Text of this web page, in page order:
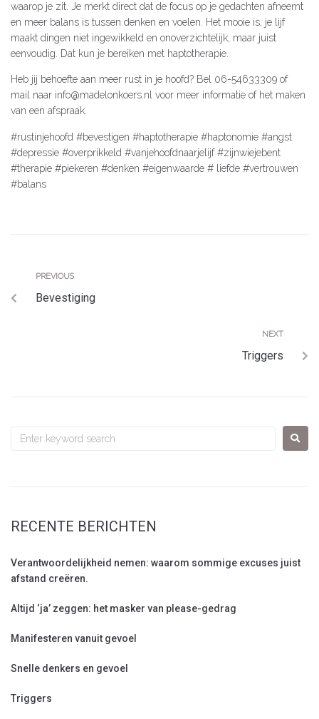
waarop je zit. Je merkt direct dat de focus op je gedachten afneemt
en meer balans is tussen denken en voelen. Het mooie is, je lijf
maakt dingen niet ingewikkeld en onoverzichtelijk, maar juist
eenvoudig. Dat kun je bereiken met haptotherapie.
Heb jij behoefte aan meer rust in je hoofd? Bel 06-54633309 of
mail naar info@madelonkoers.nl voor meer informatie of het maken
van een afspraak.
#rustinjehoofd #bevestigen #haptotherapie #haptonomie #angst
#depressie #overprikkeld #vanjehoofdnaarjelijf #zijnwiejebent
#therapie #piekeren #denken #eigenwaarde # liefde #vertrouwen
#balans
PREVIOUS
Bevestiging
NEXT
Triggers
RECENTE BERICHTEN
Verantwoordelijkheid nemen: waarom sommige excuses juist
afstand creëren.
Altijd ‘ja’ zeggen: het masker van please-gedrag
Manifesteren vanuit gevoel
Snelle denkers en gevoel
Triggers